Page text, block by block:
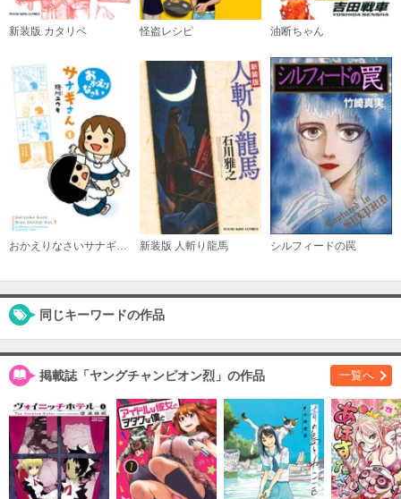
新装版 カタリベ 怪盗レシピ 油断ちゃん
おかえりなさいサナギさん 新装版 人斬り龍馬 シルフィードの罠
同じキーワードの作品
掲載誌「ヤングチャンピオン烈」の作品 一覧へ